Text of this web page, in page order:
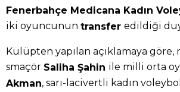
Fenerbahçe Medicana Kadın
iki oyuncunun transfer edildiği
Kulüpten yapılan açıklamaya göre,
smaçör Saliha Şahin ile milli orta
Akman, sarı-lacivertli kadın